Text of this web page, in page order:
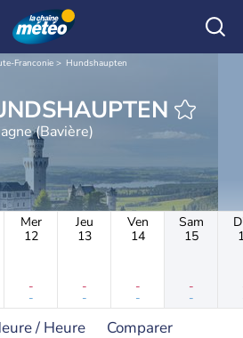
Franconie Hundshaupten
HUNDSHAUPTEN
(Bavière)
Mer
12
-
-
Jeu
13
-
-
Ven
14
-
-
Sam
15
-
-
/ Heure Comparer